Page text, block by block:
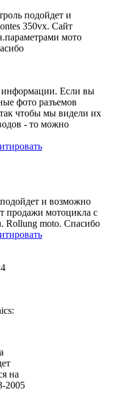
подойдет и
350vx. Сайт
мото
Если вы
фото разъемов
чтобы мы видели их
- то можно
и возможно
продажи мотоцикла с
Rollung moto. Спасибо
на
2005